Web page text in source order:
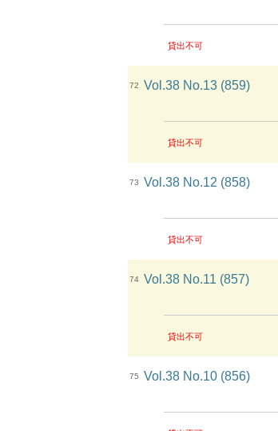
貸出不可
72 Vol.38 No.13 (859)
貸出不可
73 Vol.38 No.12 (858)
貸出不可
74 Vol.38 No.11 (857)
貸出不可
75 Vol.38 No.10 (856)